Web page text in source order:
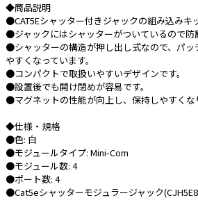
工具関連
EV充電設備工事関連
感染症関連
その他
暑さ対策
販売終了品
◆商品説明
●CAT5Eシャッター付きジャックの組み込みキ
●ジャックにはシャッターがついているので防
●シャッターの構造が押し出し式なので、パッ
やすくなっています。
●コンパクトで取扱いやすいデザインです。
●設置後でも開け閉めが容易です。
●マグネットの性能が向上し、保持しやすくな
◆仕様・規格
●色: 白
●モジュールタイプ: Mini-Com
●モジュール数: 4
●ポート数: 4
●Cat5eシャッターモジュラージャック